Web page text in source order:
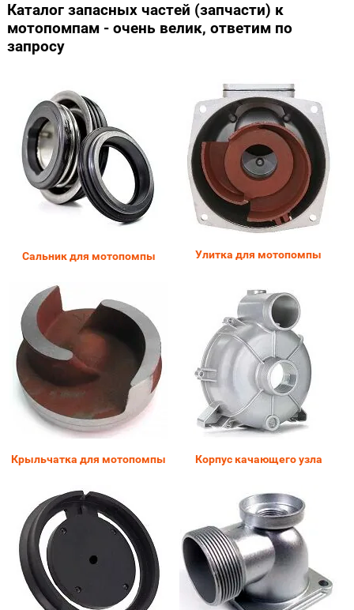
Каталог запасных частей (запчасти) к
мотопомпам - очень велик, ответим по
запросу
Сальник для мотопомпы Улитка для мотопомпы
Крыльчатка для мотопомпы Корпус качающего узла